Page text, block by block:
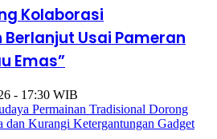
Kolaborasi
Usai Pameran
Emas”
- 17:30 WIB